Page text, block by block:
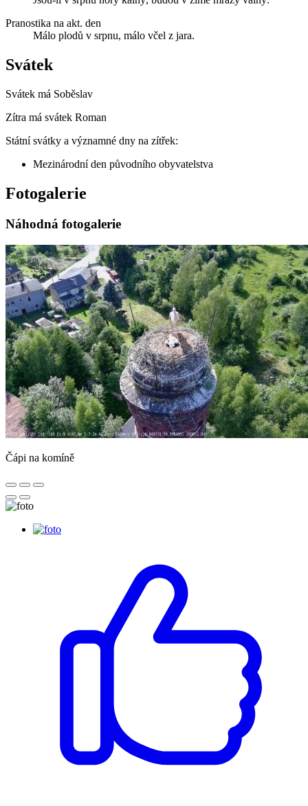
Pranostika na akt. den
Málo plodů v srpnu, málo včel z jara.
Svátek
Svátek má Soběslav
Zítra má svátek Roman
Státní svátky a významné dny na zítřek:
Mezinárodní den původního obyvatelstva
Fotogalerie
Náhodná fotogalerie
Čápi na komíně